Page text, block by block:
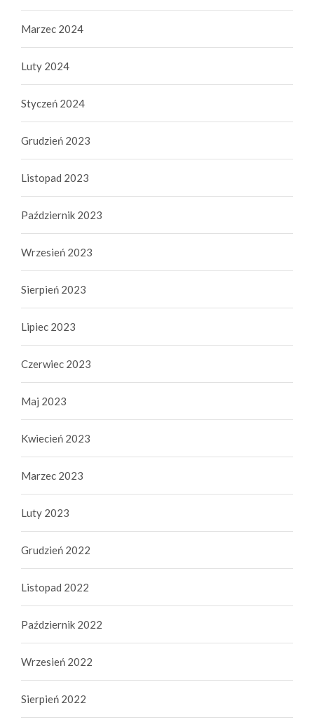
Marzec 2024
Luty 2024
Styczeń 2024
Grudzień 2023
Listopad 2023
Październik 2023
Wrzesień 2023
Sierpień 2023
Lipiec 2023
Czerwiec 2023
Maj 2023
Kwiecień 2023
Marzec 2023
Luty 2023
Grudzień 2022
Listopad 2022
Październik 2022
Wrzesień 2022
Sierpień 2022